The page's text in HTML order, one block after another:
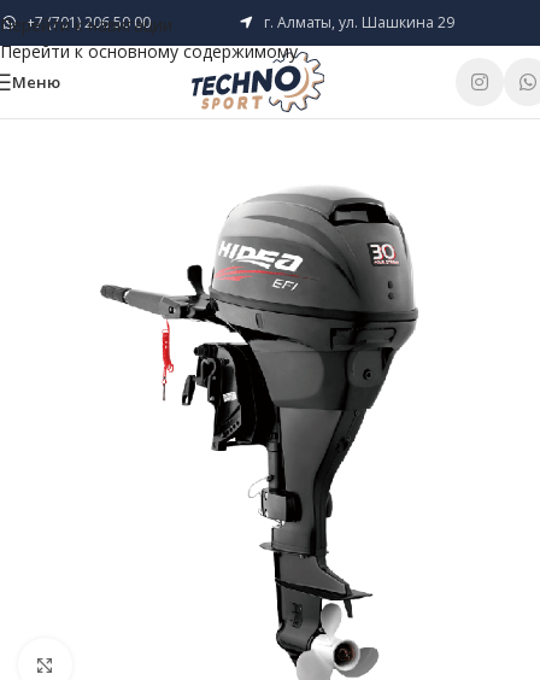
Перейти к навигации
Перейти к основному содержимому
+7 (701) 206 50 00 г. Алматы, ул. Шашкина 29
Меню